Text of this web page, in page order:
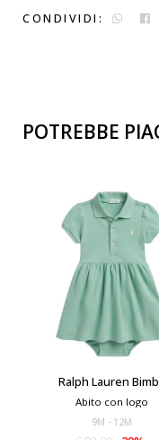
CONDIVIDI:
POTREBBE
Ralph Lauren
Abito con logo
9M 12M